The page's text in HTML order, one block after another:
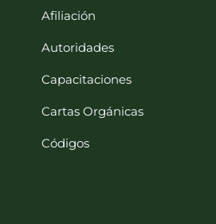
Afiliación
Autoridades
Capacitaciones
Cartas Orgánicas
Códigos